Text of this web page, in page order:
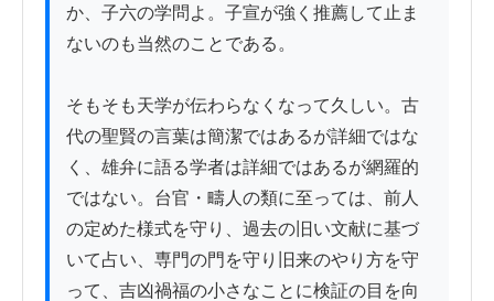
か、子六の学問よ。子宣が強く推薦して止ま
ないのも当然のことである。
そもそも天学が伝わらなくなって久しい。古
代の聖賢の言葉は簡潔ではあるが詳細ではな
く、雄弁に語る学者は詳細ではあるが網羅的
ではない。台官・疇人の類に至っては、前人
の定めた様式を守り、過去の旧い文献に基づ
いて占い、専門の門を守り旧来のやり方を守
って、吉凶禍福の小さなことに検証の目を向